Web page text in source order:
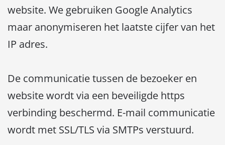
website. We gebruiken Google Analytics
maar anonymiseren het laatste cijfer van het
IP adres.
De communicatie tussen de bezoeker en
website wordt via een beveiligde https
verbinding beschermd. E-mail communicatie
wordt met SSL/TLS via SMTPs verstuurd.